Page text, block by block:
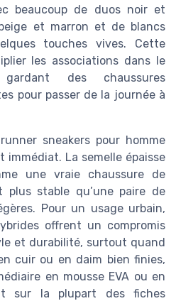
beaucoup de duos noir et
et marron et de blancs
touches vives. Cette
les associations dans le
des chaussures
pour passer de la journée à
sneakers pour homme
La semelle épaisse
une vraie chaussure de
stable qu’une paire de
Pour un usage urbain,
offrent un compromis
et durabilité, surtout quand
cuir ou en daim bien finies,
en mousse EVA ou en
sur la plupart des fiches